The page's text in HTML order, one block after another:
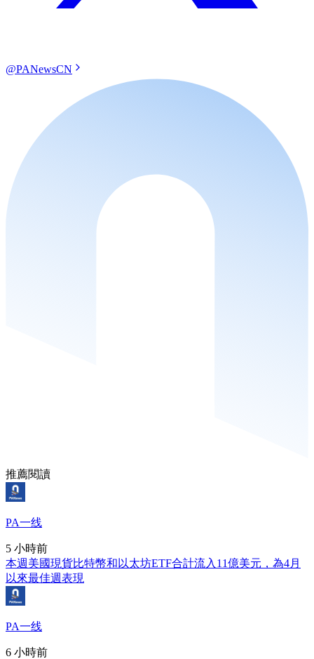
@PANewsCN
推薦閱讀
PA一线
5 小時前
本週美國現貨比特幣和以太坊ETF合計流入11億美元，為4月
以來最佳週表現
PA一线
6 小時前